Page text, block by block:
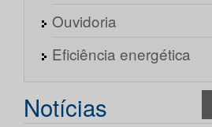
Ouvidoria
Eficiência energética
Notícias